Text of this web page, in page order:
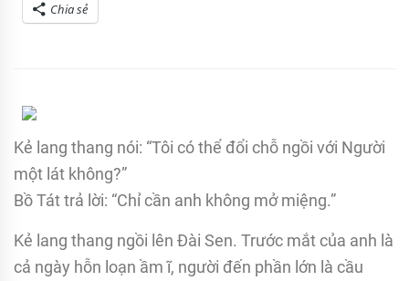
Chia sẻ
Kẻ lang thang nói: “Tôi có thể đổi chỗ ngồi với Người
một lát không?”
Bồ Tát trả lời: “Chỉ cần anh không mở miệng.”
Kẻ lang thang ngồi lên Đài Sen. Trước mắt của anh là
cả ngày hỗn loạn ầm ĩ, người đến phần lớn là cầu